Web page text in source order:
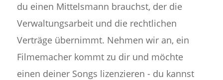
du einen Mittelsmann brauchst, der die
Verwaltungsarbeit und die rechtlichen
Verträge übernimmt. Nehmen wir an, ein
Filmemacher kommt zu dir und möchte
einen deiner Songs lizenzieren - du kannst